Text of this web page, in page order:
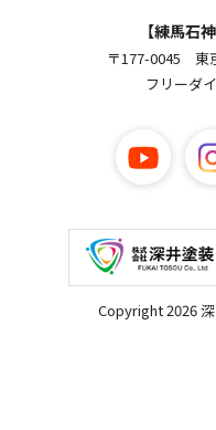
【練馬石
〒177-0045 東
フリーダ
Copyright 2026